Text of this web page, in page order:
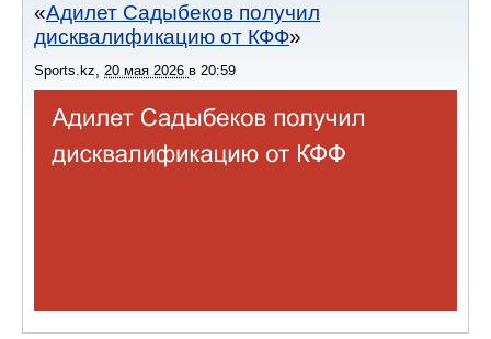
Адилет Садыбеков получил
дисквалификацию от КФФ
Sports.kz, 20 мая 2026 в 20:59